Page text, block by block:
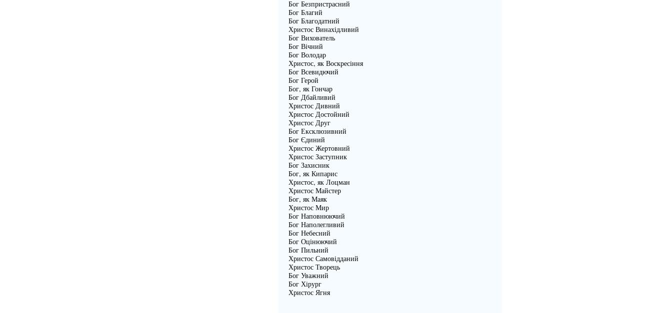
Бог Безпристрасний
Бог Благий
Бог Благодатний
Христос Винахідливий
Бог Вихователь
Бог Вічний
Бог Володар
Христос, як Воскресіння
Бог Всевидючий
Бог Герой
Бог, як Гончар
Бог Дбайливий
Христос Дивний
Христос Достойний
Христос Друг
Бог Ексклюзивний
Бог Єдиний
Христос Жертовний
Христос Заступник
Бог Захисник
Бог, як Кипарис
Христос, як Лоцман
Христос Майстер
Бог, як Маяк
Христос Мир
Бог Наповнюючий
Бог Наполегливий
Бог Небесний
Бог Оцінюючий
Бог Пильний
Христос Самовідданий
Христос Творець
Бог Уважний
Бог Хірург
Христос Ягня